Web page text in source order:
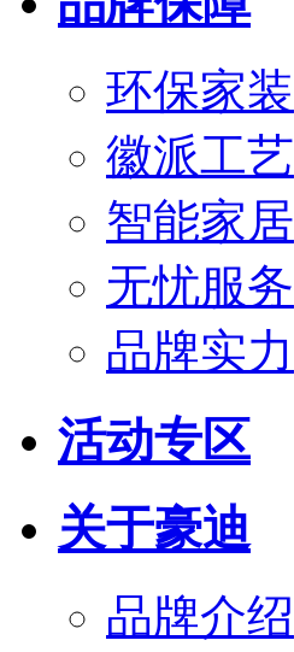
环保家装
徽派工艺
智能家居
无忧服务
品牌实力
活动专区
关于豪迪
品牌介绍